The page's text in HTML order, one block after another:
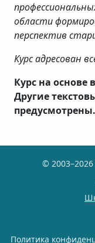
области
перспектив
Курс адресован
Курс на основе
Другие
предусмотрены.
©
Политика